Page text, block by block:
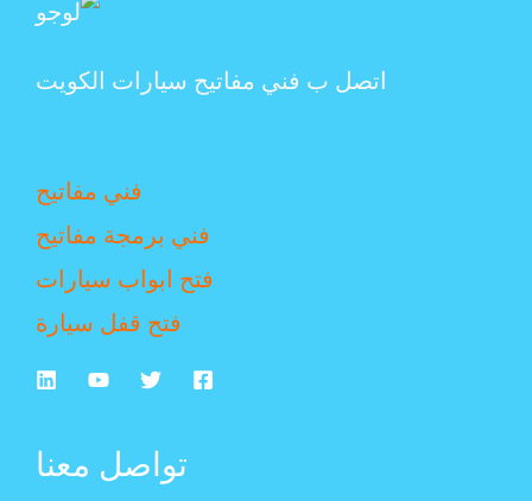
اتصل ب فني مفاتيح سيارات الكويت
فني مفاتيح
فني برمجة مفاتيح
فتح ابواب سيارات
فتح قفل سيارة
تواصل معنا